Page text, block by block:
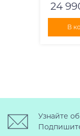
24
В
Узнайте